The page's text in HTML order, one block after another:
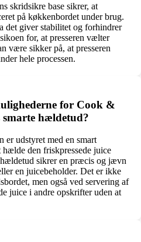
skridsikre base sikrer, at
på køkkenbordet under brug.
det giver stabilitet og forhindrer
for, at presseren vælter
være sikker på, at presseren
hele processen.
for Cook &
smarte hældetud?
er udstyret med en smart
den friskpressede juice
sikrer en præcis og jævn
en juicebeholder. Det er ikke
men også ved servering af
juice i andre opskrifter uden at